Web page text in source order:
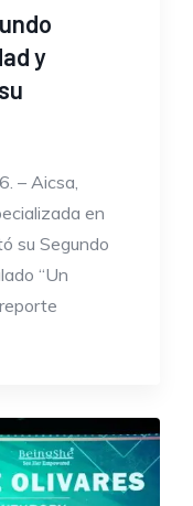
y
– Aicsa,
en
su Segundo
“Un